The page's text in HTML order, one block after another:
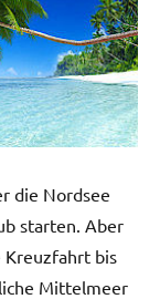
die Nordsee
starten. Aber
Kreuzfahrt bis
Mittelmeer